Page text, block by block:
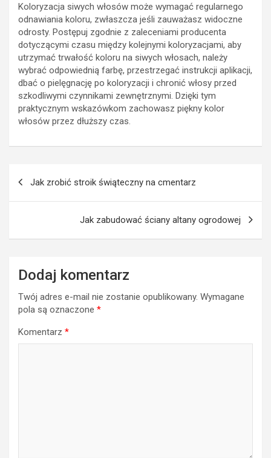
Koloryzacja siwych włosów może wymagać regularnego
odnawiania koloru, zwłaszcza jeśli zauważasz widoczne
odrosty. Postępuj zgodnie z zaleceniami producenta
dotyczącymi czasu między kolejnymi koloryzacjami, aby
utrzymać trwałość koloru na siwych włosach, należy
wybrać odpowiednią farbę, przestrzegać instrukcji aplikacji,
dbać o pielęgnację po koloryzacji i chronić włosy przed
szkodliwymi czynnikami zewnętrznymi. Dzięki tym
praktycznym wskazówkom zachowasz piękny kolor
włosów przez dłuższy czas.
Jak zrobić stroik świąteczny na cmentarz
Jak zabudować ściany altany ogrodowej
Dodaj komentarz
Twój adres e-mail nie zostanie opublikowany. Wymagane
pola są oznaczone *
Komentarz *